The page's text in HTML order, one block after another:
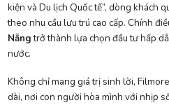
kiện và Du lịch Quốc tế”, dòng khách
theo nhu cầu lưu trú cao cấp. Chính
Nẵngtrở thành lựa chọn đầu tư hấp
nước.
Không chỉ mang giá trị sinh lời,
dài, nơi con người hòa mình với nhịp